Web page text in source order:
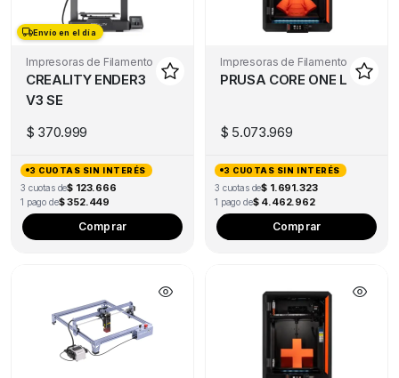
Envío en el día
Envío en el día
Impresoras de Filamento
CREALITY ENDER3
V3 SE
$ 370.999
3 CUOTAS SIN INTERÉS
3 cuotas de$ 123.666
1 pago de$ 352.449
Comprar
Impresoras de Filamento
PRUSA CORE ONE L
$ 5.073.969
3 CUOTAS SIN INTERÉS
3 cuotas de$ 1.691.323
1 pago de$ 4.462.962
Comprar